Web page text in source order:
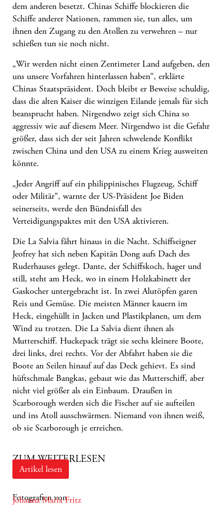
dem anderen besetzt. Chinas Schiffe blockieren die
Schiffe anderer Nationen, rammen sie, tun alles, um
ihnen den Zugang zu den Atollen zu verwehren – nur
schießen tun sie noch nicht.
„Wir werden nicht einen Zentimeter Land aufgeben, den
uns unsere Vorfahren hinterlassen haben“, erklärte
Chinas Staatspräsident. Doch bleibt er Beweise schuldig,
dass die alten Kaiser die winzigen Eilande jemals für sich
beansprucht haben. Nirgendwo zeigt sich China so
aggressiv wie auf diesem Meer. Nirgendwo ist die Gefahr
größer, dass sich der seit Jahren schwelende Konflikt
zwischen China und den USA zu einem Krieg ausweiten
könnte.
„Jeder Angriff auf ein philippinisches Flugzeug, Schiff
oder Militär“, warnte der US-Präsident Joe Biden
seinerseits, werde den Bündnisfall des
Verteidigungspaktes mit den USA aktivieren.
Die La Salvia fährt hinaus in die Nacht. Schiffseigner
Jeofrey hat sich neben Kapitän Dong aufs Dach des
Ruderhauses gelegt. Dante, der Schiffskoch, hager und
still, steht am Heck, wo in einem Holzkabinett der
Gaskocher untergebracht ist. In zwei Alutöpfen garen
Reis und Gemüse. Die meisten Männer kauern im
Heck, eingehüllt in Jacken und Plastikplanen, um dem
Wind zu trotzen. Die La Salvia dient ihnen als
Mutterschiff. Huckepack trägt sie sechs kleinere Boote,
drei links, drei rechts. Vor der Abfahrt haben sie die
Boote an Seilen hinauf auf das Deck gehievt. Es sind
hüftschmale Bangkas, gebaut wie das Mutterschiff, aber
nicht viel größer als ein Einbaum. Draußen in
Scarborough werden sich die Fischer auf sie aufteilen
und ins Atoll ausschwärmen. Niemand von ihnen weiß,
ob sie Scarborough je erreichen.
ZUM WEITERLESEN
Artikel lesen
Fotografien von
Johanna Maria Fritz